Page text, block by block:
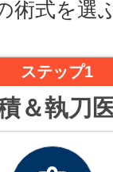
術式を選
ステップ1
＆執刀